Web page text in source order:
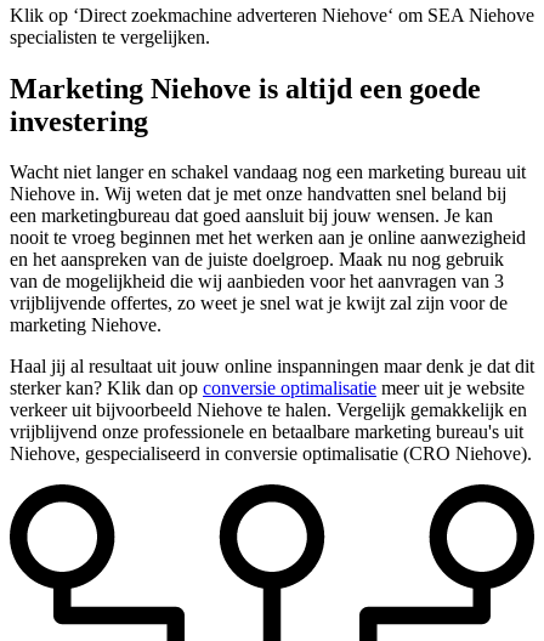
Klik op ‘Direct zoekmachine adverteren Niehove‘ om SEA Niehove
specialisten te vergelijken.
Marketing Niehove is altijd een goede
investering
Wacht niet langer en schakel vandaag nog een marketing bureau uit
Niehove in. Wij weten dat je met onze handvatten snel beland bij
een marketingbureau dat goed aansluit bij jouw wensen. Je kan
nooit te vroeg beginnen met het werken aan je online aanwezigheid
en het aanspreken van de juiste doelgroep. Maak nu nog gebruik
van de mogelijkheid die wij aanbieden voor het aanvragen van 3
vrijblijvende offertes, zo weet je snel wat je kwijt zal zijn voor de
marketing Niehove.
Haal jij al resultaat uit jouw online inspanningen maar denk je dat dit
sterker kan? Klik dan op conversie optimalisatie meer uit je website
verkeer uit bijvoorbeeld Niehove te halen. Vergelijk gemakkelijk en
vrijblijvend onze professionele en betaalbare marketing bureau's uit
Niehove, gespecialiseerd in conversie optimalisatie (CRO Niehove).